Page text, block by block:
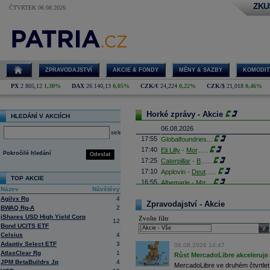
ČTVRTEK 06.08.2026
ZPRAVODAJSTVÍ AKCIE & FONDY MĚNY & SAZBY
PX 2 805,12 1,30% DAX 26 140,13 0,05% CZK/€ 24,224 0,22% CZK/$ 21,018 0,46%
HLEDÁNÍ V AKCIÍCH
select
Odeslat
Pokročilé hledání
TOP AKCIE
Název
Návštěvy
Agilyx Rg
4
BWAQ Rg-A
2
iShares USD High Yield Corp
Bond UCITS ETF
12
Celsius
4
Adaptiv Select ETF
3
AtlasClear Rg
1
JPM BetaBuildrs Jp
4
Horké zprávy - Akcie
06.08.2026
17:55 Globalfoundries
17:40 Eli Lilly - Mor......
17:25 Caterpillar - B
17:10 Applovin - Deut
16:55 Albemarle - Miz...
propadl do ztráty 8,8 milionu
Obrat společnosti se loni meziročně
16:41 AMD
16:26
Britské úřady schválily plánované
Britská vláda dnes oznámila, že
které rozptýlily obavy ministryně
16:26
Objem obchodů s akciemi na
Zpravodajství - Akcie
Zvolte filtr
06.08.2026 14:47
Růst MercadoLibre
MercadoLibre ve druhém